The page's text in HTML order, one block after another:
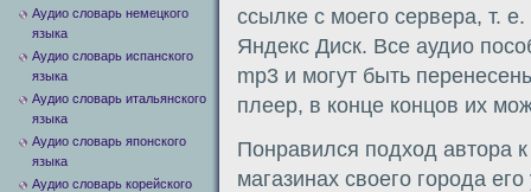
ссылке с моего сервера, т.
Яндекс Диск. Все аудио
mp3 и могут быть
плеер, в конце концов их
Понравился подход автора
магазинах своего города
Аудио словарь немецкого
языка
Аудио словарь испанского
языка
Аудио словарь итальянского
языка
Аудио словарь японского
языка
Аудио словарь корейского